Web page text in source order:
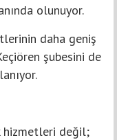
olunuyor.
daha geniş
şubesini de
hizmetleri değil;